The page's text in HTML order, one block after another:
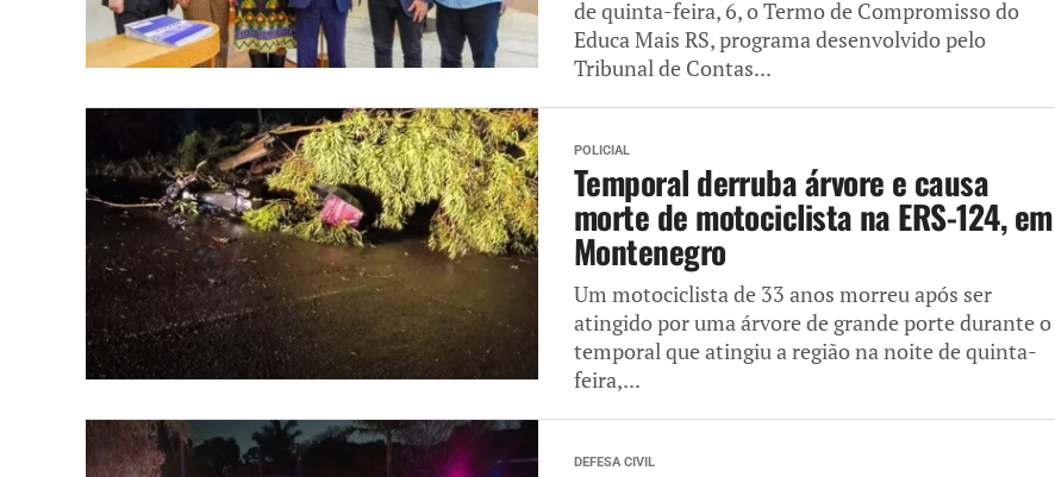
de quinta-feira, 6, o Termo de Compromisso do
Educa Mais RS, programa desenvolvido pelo
Tribunal de Contas...
POLICIAL
Temporal derruba árvore e causa
morte de motociclista na ERS-124, em
Montenegro
Um motociclista de 33 anos morreu após ser
atingido por uma árvore de grande porte durante o
temporal que atingiu a região na noite de quinta-
feira,...
DEFESA CIVIL